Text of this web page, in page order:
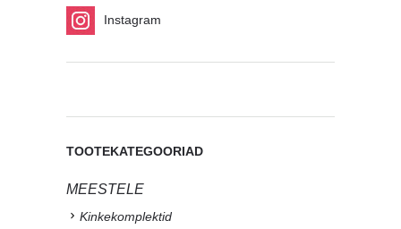
Instagram
TOOTEKATEGOORIAD
MEESTELE
Kinkekomplektid